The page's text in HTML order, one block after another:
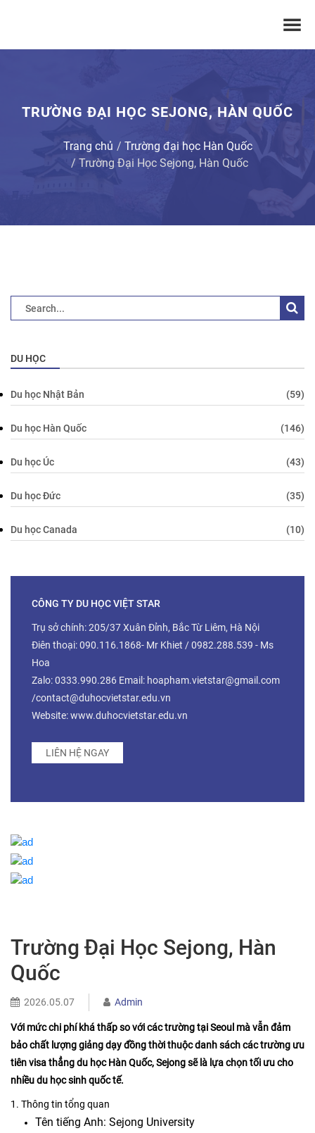
TRƯỜNG ĐẠI HỌC SEJONG, HÀN QUỐC
Trang chủ
Trường đại học Hàn Quốc
Trường Đại Học Sejong, Hàn Quốc
DU HỌC
Du học Nhật Bản (59)
Du học Hàn Quốc (146)
Du học Úc (43)
Du học Đức (35)
Du học Canada (10)
CÔNG TY DU HỌC VIỆT STAR
Trụ sở chính: 205/37 Xuân Đỉnh, Bắc Từ Liêm, Hà Nội
Điên thoại: 090.116.1868- Mr Khiet / 0982.288.539 - Ms
Hoa
Zalo: 0333.990.286 Email: hoapham.vietstar@gmail.com
/contact@duhocvietstar.edu.vn
Website: www.duhocvietstar.edu.vn
LIÊN HỆ NGAY
Trường Đại Học Sejong, Hàn
Quốc
2026.05.07 Admin
Với mức chi phí khá thấp so với các trường tại Seoul mà vẫn đảm
bảo chất lượng giảng dạy đồng thời thuộc danh sách các trường ưu
tiên visa thẳng du học Hàn Quốc, Sejong sẽ là lựa chọn tối ưu cho
nhiều du học sinh quốc tế.
1. Thông tin tổng quan
Tên tiếng Anh: Sejong University